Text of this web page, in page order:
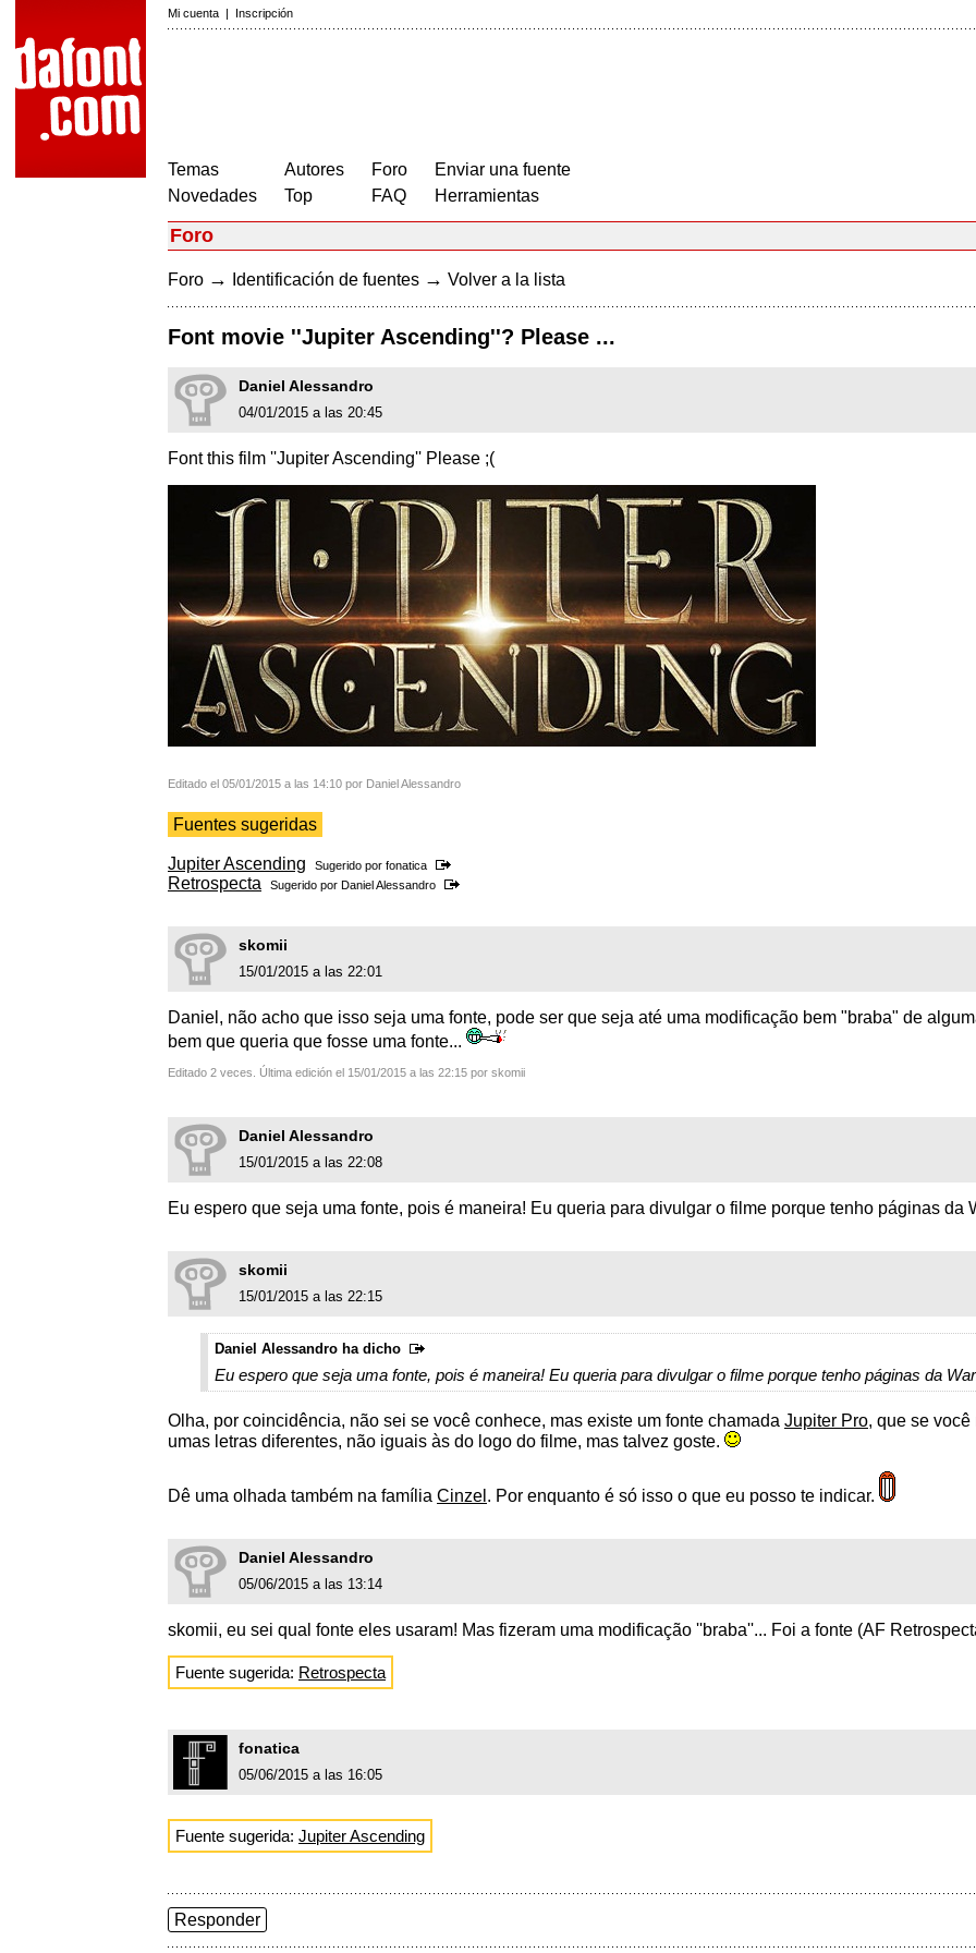
Mi cuenta | Inscripción
Temas
Novedades
Autores
Top
Foro
FAQ
Enviar una fuente
Herramientas
Foro
Foro → Identificación de fuentes → Volver a la lista
Font movie ''Jupiter Ascending''? Please ...
Daniel Alessandro
04/01/2015 a las 20:45
Font this film ''Jupiter Ascending'' Please ;(
Editado el 05/01/2015 a las 14:10 por Daniel Alessandro
Fuentes sugeridas
Jupiter Ascending Sugerido por fonatica
Retrospecta Sugerido por Daniel Alessandro
skomii
15/01/2015 a las 22:01
Daniel, não acho que isso seja uma fonte, pode ser que seja até uma modificação bem "braba" de
bem que queria que fosse uma fonte...
Editado 2 veces. Última edición el 15/01/2015 a las 22:15 por skomii
Daniel Alessandro
15/01/2015 a las 22:08
Eu espero que seja uma fonte, pois é maneira! Eu queria para divulgar o filme porque tenho páginas da
skomii
15/01/2015 a las 22:15
Daniel Alessandro ha dicho
Eu espero que seja uma fonte, pois é maneira! Eu queria para divulgar o filme porque tenho páginas da
Olha, por coincidência, não sei se você conhece, mas existe um fonte chamada Jupiter Pro, que se
umas letras diferentes, não iguais às do logo do filme, mas talvez goste.
Dê uma olhada também na família Cinzel . Por enquanto é só isso o que eu posso te indicar.
Daniel Alessandro
05/06/2015 a las 13:14
skomii, eu sei qual fonte eles usaram! Mas fizeram uma modificação ''braba''... Foi a fonte (AF
Fuente sugerida: Retrospecta
fonatica
05/06/2015 a las 16:05
Fuente sugerida: Jupiter Ascending
Responder